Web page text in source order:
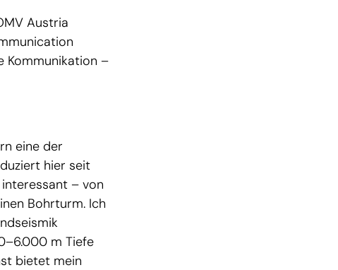
Austria
Kommunikation –
eine der
hier seit
– von
Bohrturm. Ich
m Tiefe
bietet mein